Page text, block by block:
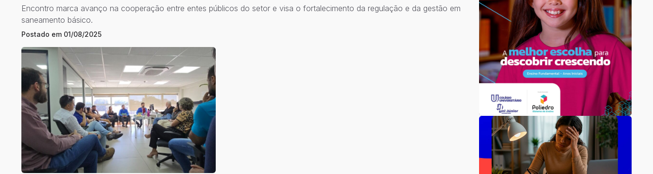
Encontro marca avanço na cooperação entre entes públicos do setor e visa o fortalecimento da regulação e da gestão em
saneamento básico.
Postado em 01/08/2025